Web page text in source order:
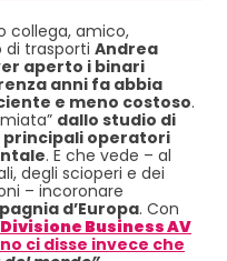
collega, amico,
di trasporti Andrea
aperto i binari
anni fa abbia
e meno costoso.
dallo studio di
principali operatori
. E che vede – al
degli scioperi e dei
– incoronare
d’Europa. Con
Business AV
ci disse invece che